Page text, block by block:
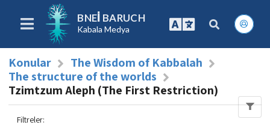
BNEI BARUCH
Kabala Medya
Konular
The Wisdom of Kabbalah
The structure of the worlds
Tzimtzum Aleph (The First Restriction)
Filtreler: